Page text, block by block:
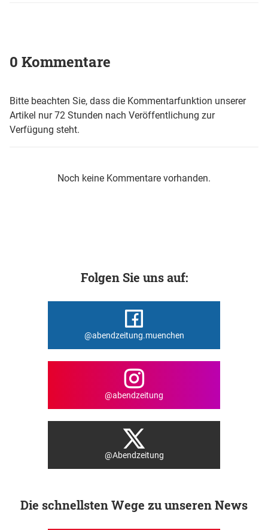
0 Kommentare
Bitte beachten Sie, dass die Kommentarfunktion unserer
Artikel nur 72 Stunden nach Veröffentlichung zur
Verfügung steht.
Noch keine Kommentare vorhanden.
Folgen Sie uns auf:
@abendzeitung.muenchen
@abendzeitung
@Abendzeitung
Die schnellsten Wege zu unseren News